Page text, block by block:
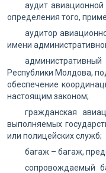
аудит
определения того,
аудитор
имени
Республики Молдова,
обеспечение
настоящим законом;
гражданская
выполняемых
или полицейских служб;
багаж – багаж,
сопровождаемый